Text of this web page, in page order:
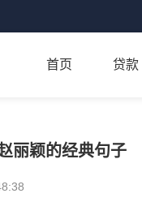
首页 贷款
丽颖的经典句子